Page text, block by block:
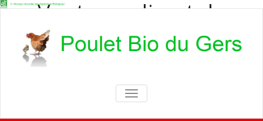
Vente en direct de
poulets bio
Vente en direct de poulets bio aux
particuliers et professionnels
TOGGLE
NAVIGATION